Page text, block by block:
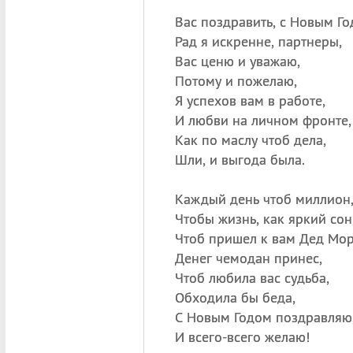
Вас поздравить, с Новым
Рад я искренне, партнеры,
Вас ценю и уважаю,
Потому и пожелаю,
Я успехов вам в работе,
И любви на личном фронте,
Как по маслу чтоб дела,
Шли, и выгода была.
Каждый день чтоб миллион,
Чтобы жизнь, как яркий
Чтоб пришел к вам Дед
Денег чемодан принес,
Чтоб любила вас судьба,
Обходила бы беда,
С Новым Годом
И всего-всего желаю!